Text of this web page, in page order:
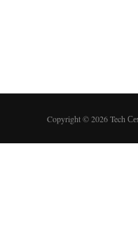
Copyright © 2026 Tech